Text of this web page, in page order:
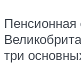
Пенсионная
три